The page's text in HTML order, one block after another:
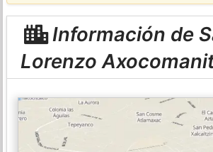
Información de
Lorenzo